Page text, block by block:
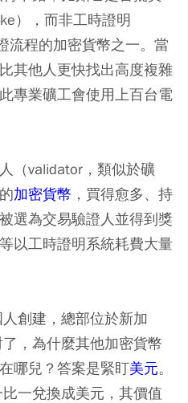
），而非工時證明
流程的加密貨幣之一。當
其他人更快找出高度複雜
專業礦工會使用上百台電
（validator，類似於礦
加密貨幣 ，買得愈多、持
選為交易驗證人並得到獎
以工時證明系統耗費大量
創建，總部位於新加
，為什麼其他加密貨幣
哪兒？答案是緊盯美元。
一兌換成美元，其價值